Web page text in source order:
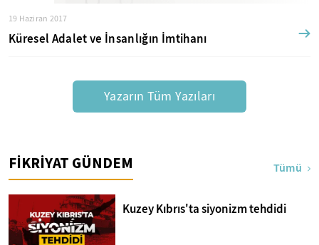
19 Haziran 2017
Küresel Adalet ve İnsanlığın İmtihanı
Yazarın Tüm Yazıları
FİKRİYAT GÜNDEM Tümü
Kuzey Kıbrıs'ta siyonizm tehdidi